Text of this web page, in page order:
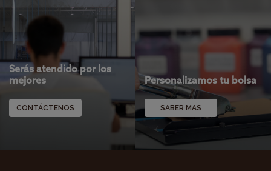
Personalizamos tu bolsa
SABER MAS
Serás atendido por los
mejores
CONTÁCTENOS